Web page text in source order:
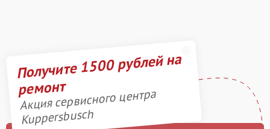
Получите 1500 рублей на
ремонт
Акция сервисного центра
Kuppersbusch